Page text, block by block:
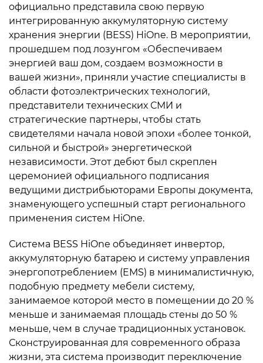
официально представила свою первую
интегрированную аккумуляторную систему
хранения энергии (BESS) HiOne. В мероприятии,
прошедшем под лозунгом «Обеспечиваем
энергией ваш дом, создаем возможности в
вашей жизни», приняли участие специалисты в
области фотоэлектрических технологий,
представители технических СМИ и
стратегические партнеры, чтобы стать
свидетелями начала новой эпохи «более тонкой,
сильной и быстрой» энергетической
независимости. Этот дебют был скреплен
церемонией официального подписания
ведущими дистрибьюторами Европы документа,
знаменующего успешный старт регионального
применения систем HiOne.
Система BESS HiOne объединяет инвертор,
аккумуляторную батарею и систему управления
энергопотреблением (EMS) в минималистичную,
подобную предмету мебели систему,
занимаемое которой место в помещении до 20 %
меньше и занимаемая площадь стены до 50 %
меньше, чем в случае традиционных установок.
Сконструированная для современного образа
жизни, эта система производит переключение